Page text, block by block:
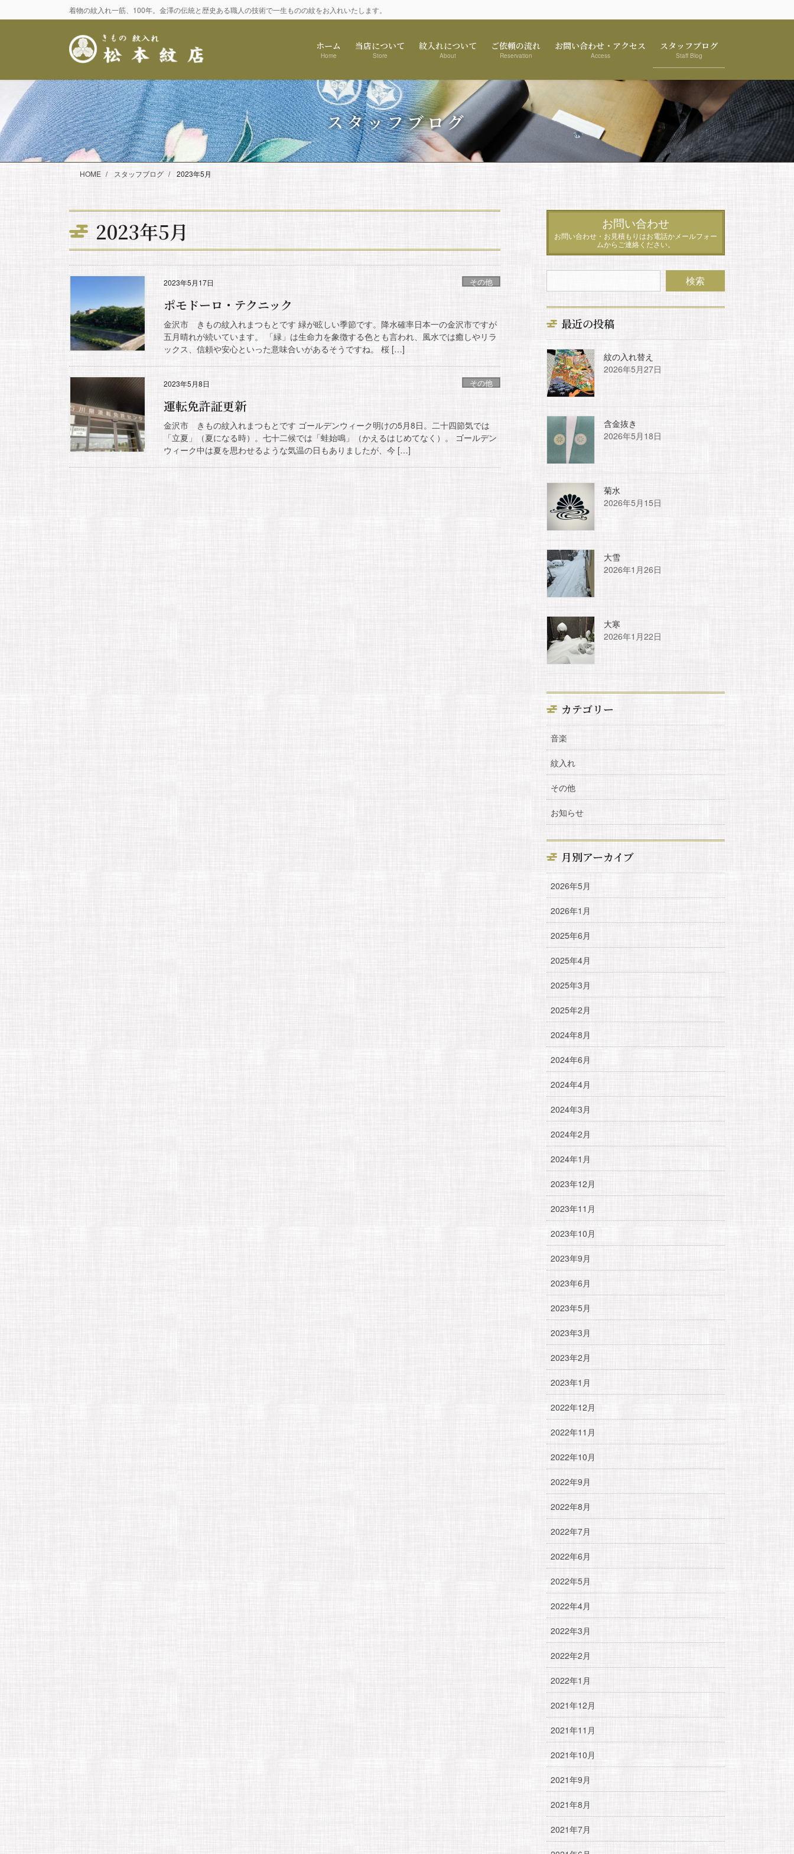
ン
に
ビ
ョ
移
動
着物の紋入れ一筋、100年。金澤の伝統と歴史ある職人の技術で一生ものの紋をお入れいたします。
ホーム
Home
当店について
Store
紋入れについて
About
ご依頼の流れ
Reservation
お問い合わせ・アクセス
Access
スタッフブログ
Staff Blog
スタッフブログ
HOME スタッフブログ 2023年5月
2023年5月
2023年5月17日 その他
ポモドーロ・テクニック
金沢市 きもの紋入れまつもとです 緑が眩しい季節です。降水確率日本一の金沢市ですが
五月晴れが続いています。 「緑」は生命力を象徴する色とも言われ、風水では癒しやリラ
ックス、信頼や安心といった意味合いがあるそうですね。 桜 […]
2023年5月8日 その他
運転免許証更新
金沢市 きもの紋入れまつもとです ゴールデンウィーク明けの5月8日。二十四節気では
「立夏」（夏になる時）。七十二候では「蛙始鳴」（かえるはじめてなく）。 ゴールデン
ウィーク中は夏を思わせるような気温の日もありましたが、今 […]
お問い合わせ
お問い合わせ・お見積もりはお電話かメールフォー
ムからご連絡ください。
最近の投稿
紋の入れ替え
2026年5月27日
含金抜き
2026年5月18日
菊水
2026年5月15日
大雪
2026年1月26日
大寒
2026年1月22日
カテゴリー
音楽
紋入れ
その他
お知らせ
月別アーカイブ
2026年5月
2026年1月
2025年6月
2025年4月
2025年3月
2025年2月
2024年8月
2024年6月
2024年4月
2024年3月
2024年2月
2024年1月
2023年12月
2023年11月
2023年10月
2023年9月
2023年6月
2023年5月
2023年3月
2023年2月
2023年1月
2022年12月
2022年11月
2022年10月
2022年9月
2022年8月
2022年7月
2022年6月
2022年5月
2022年4月
2022年3月
2022年2月
2022年1月
2021年12月
2021年11月
2021年10月
2021年9月
2021年8月
2021年7月